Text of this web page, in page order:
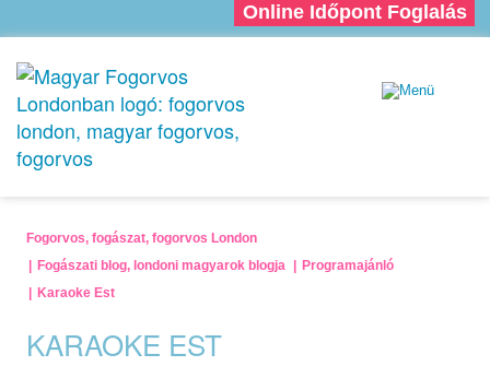
Online Időpont Foglalás
Fogorvos, fogászat, fogorvos London
Fogászati blog, londoni magyarok blogja
Programajánló
Karaoke Est
KARAOKE EST